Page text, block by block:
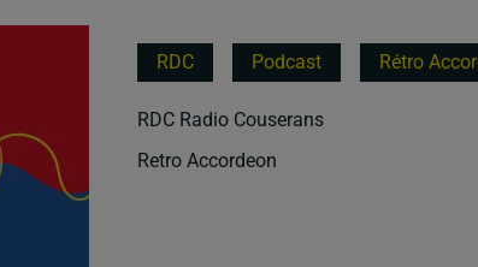
RDC Podcast Rétro
RDC Radio Couserans
Retro Accordeon